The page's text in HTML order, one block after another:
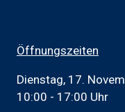
Öffnungszeiten
Dienstag, 17.
10:00 - 17:00 Uhr